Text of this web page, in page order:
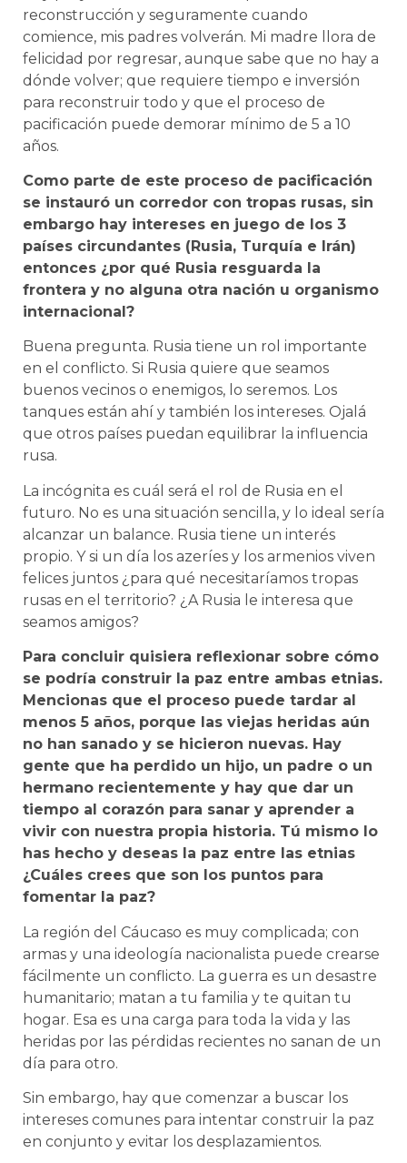
reconstrucción y seguramente cuando
comience, mis padres volverán. Mi madre llora de
felicidad por regresar, aunque sabe que no hay a
dónde volver; que requiere tiempo e inversión
para reconstruir todo y que el proceso de
pacificación puede demorar mínimo de 5 a 10
años.
Como parte de este proceso de pacificación
se instauró un corredor con tropas rusas, sin
embargo hay intereses en juego de los 3
países circundantes (Rusia, Turquía e Irán)
entonces ¿por qué Rusia resguarda la
frontera y no alguna otra nación u organismo
internacional?
Buena pregunta. Rusia tiene un rol importante
en el conflicto. Si Rusia quiere que seamos
buenos vecinos o enemigos, lo seremos. Los
tanques están ahí y también los intereses. Ojalá
que otros países puedan equilibrar la influencia
rusa.
La incógnita es cuál será el rol de Rusia en el
futuro. No es una situación sencilla, y lo ideal sería
alcanzar un balance. Rusia tiene un interés
propio. Y si un día los azeríes y los armenios viven
felices juntos ¿para qué necesitaríamos tropas
rusas en el territorio? ¿A Rusia le interesa que
seamos amigos?
Para concluir quisiera reflexionar sobre cómo
se podría construir la paz entre ambas etnias.
Mencionas que el proceso puede tardar al
menos 5 años, porque las viejas heridas aún
no han sanado y se hicieron nuevas. Hay
gente que ha perdido un hijo, un padre o un
hermano recientemente y hay que dar un
tiempo al corazón para sanar y aprender a
vivir con nuestra propia historia. Tú mismo lo
has hecho y deseas la paz entre las etnias
¿Cuáles crees que son los puntos para
fomentar la paz?
La región del Cáucaso es muy complicada; con
armas y una ideología nacionalista puede crearse
fácilmente un conflicto. La guerra es un desastre
humanitario; matan a tu familia y te quitan tu
hogar. Esa es una carga para toda la vida y las
heridas por las pérdidas recientes no sanan de un
día para otro.
Sin embargo, hay que comenzar a buscar los
intereses comunes para intentar construir la paz
en conjunto y evitar los desplazamientos.